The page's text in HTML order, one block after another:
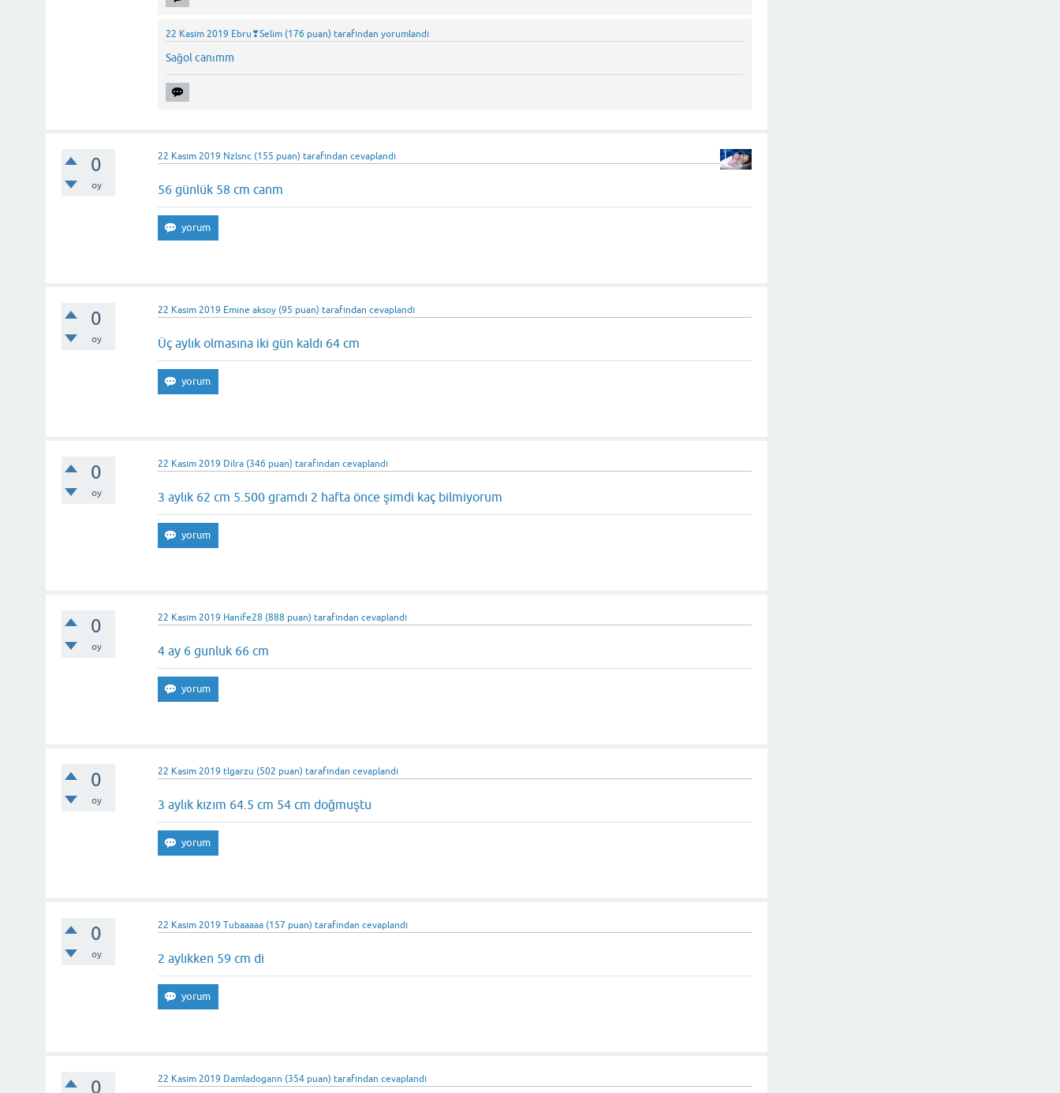
22 Kasım 2019 Ebru❣Selim (176 puan) tarafından yorumlandı
Sağol canımm
0
oy
22 Kasım 2019 Nzlsnc (155 puan) tarafından cevaplandı
56 günlük 58 cm canm
0
oy
22 Kasım 2019 Emine aksoy (95 puan) tarafından cevaplandı
Üç aylık olmasına iki gün kaldı 64 cm
0
oy
22 Kasım 2019 Dilra (346 puan) tarafından cevaplandı
3 aylık 62 cm 5.500 gramdı 2 hafta önce şimdi kaç bilmiyorum
0
oy
22 Kasım 2019 Hanife28 (888 puan) tarafından cevaplandı
4 ay 6 gunluk 66 cm
0
oy
22 Kasım 2019 tlgarzu (502 puan) tarafından cevaplandı
3 aylık kızım 64.5 cm 54 cm doğmuştu
0
oy
22 Kasım 2019 Tubaaaaa (157 puan) tarafından cevaplandı
2 aylıkken 59 cm di
0 22 Kasım 2019 Damladogann (354 puan) tarafından cevaplandı